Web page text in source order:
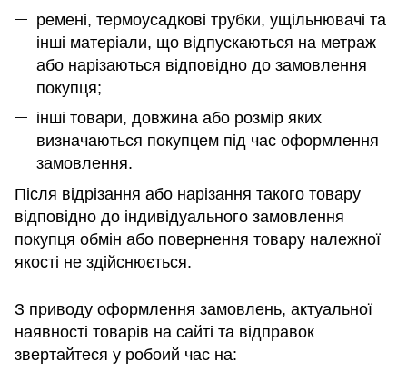
ремені, термоусадкові трубки, ущільнювачі та
інші матеріали, що відпускаються на метраж
або нарізаються відповідно до замовлення
покупця;
інші товари, довжина або розмір яких
визначаються покупцем під час оформлення
замовлення.
Після відрізання або нарізання такого товару
відповідно до індивідуального замовлення
покупця обмін або повернення товару належної
якості не здійснюється.
З приводу оформлення замовлень, актуальної
наявності товарів на сайті та відправок
звертайтеся у робоий час на: